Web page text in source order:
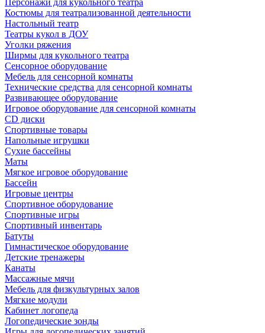
Персонажи для кукольного театра
Костюмы для театрализованной деятельности
Настольный театр
Театры кукол в ДОУ
Уголки ряжения
Ширмы для кукольного театра
Сенсорное оборудование
Мебель для сенсорной комнаты
Технические средства для сенсорной комнаты
Развивающее оборудование
Игровое оборудование для сенсорной комнаты
CD диски
Спортивные товары
Напольные игрушки
Сухие бассейны
Маты
Мягкое игровое оборудование
Бассейн
Игровые центры
Спортивное оборудование
Спортивные игры
Спортивный инвентарь
Батуты
Гимнастическое оборудование
Детские тренажеры
Канаты
Массажные мячи
Мебель для физкультурных залов
Мягкие модули
Кабинет логопеда
Логопедические зонды